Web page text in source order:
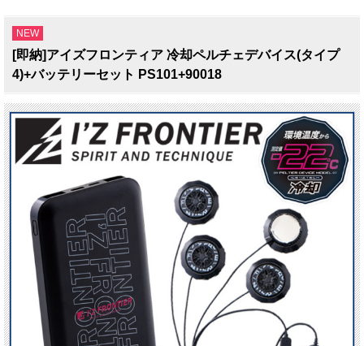
NEW
[即納]アイズフロンティア 冷却ペルチェデバイス(タイプ
4)+バッテリーセット PS101+90018